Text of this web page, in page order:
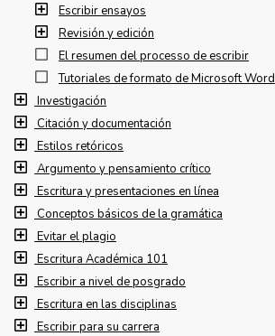
Escribir ensayos
Revisión y edición
El resumen del processo de escribir
Tutoriales de formato de Microsoft Word
Investigación
Citación y documentación
Estilos retóricos
Argumento y pensamiento crítico
Escritura y presentaciones en línea
Conceptos básicos de la gramática
Evitar el plagio
Escritura Académica 101
Escribir a nivel de posgrado
Escritura en las disciplinas
Escribir para su carrera